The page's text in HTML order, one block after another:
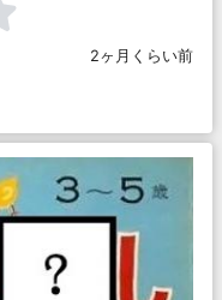
2ヶ月くらい前